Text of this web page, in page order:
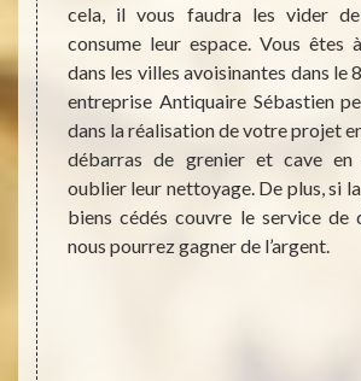
sont
à
cela, il vous faudra les vider
consume leur espace. Vous êtes
dans les villes avoisinantes dans le
entreprise Antiquaire Sébastien
dans la réalisation de votre projet
débarras de grenier et cave en
oublier leur nettoyage. De plus, si
biens cédés couvre le service de
nous pourrez gagner de l’argent.